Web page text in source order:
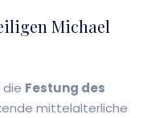
Michael
Festung des
mittelalterliche